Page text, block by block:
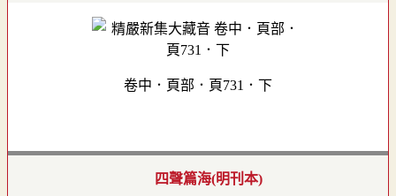
卷中．頁部．頁731．下
四聲篇海(明刊本)